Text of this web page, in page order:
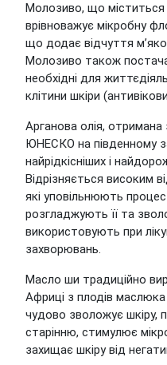
Молозиво, що міститься
врівноважує мікробну
що додає відчуття
Молозиво також
необхідні для
клітини шкіри
Арганова олія, отримана
ЮНЕСКО на південному
найрідкісніших і
Відрізняється високим
які уповільнюють процес
розгладжують її та
використовують при
захворювань.
Масло ши традиційно
Африці з плодів
чудово зволожує шкіру,
старінню, стимулює
захищає шкіру від